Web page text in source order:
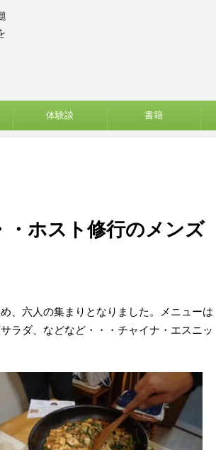
体験談 書籍
・ホスト修行のメンズ
、六人の集まりとなりました。メニューは
ラダ、などなど・・・チャイナ・エスニッ